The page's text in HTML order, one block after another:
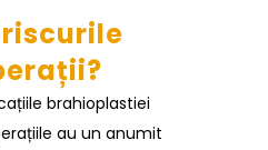
brahioplastiei
au un anumit